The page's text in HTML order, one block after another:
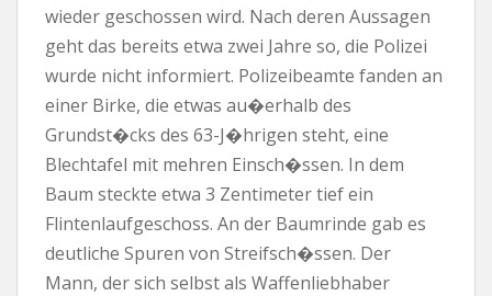
wieder geschossen wird. Nach deren Aussagen
geht das bereits etwa zwei Jahre so, die Polizei
wurde nicht informiert. Polizeibeamte fanden an
einer Birke, die etwas au�erhalb des
Grundst�cks des 63-J�hrigen steht, eine
Blechtafel mit mehren Einsch�ssen. In dem
Baum steckte etwa 3 Zentimeter tief ein
Flintenlaufgeschoss. An der Baumrinde gab es
deutliche Spuren von Streifsch�ssen. Der
Mann, der sich selbst als Waffenliebhaber